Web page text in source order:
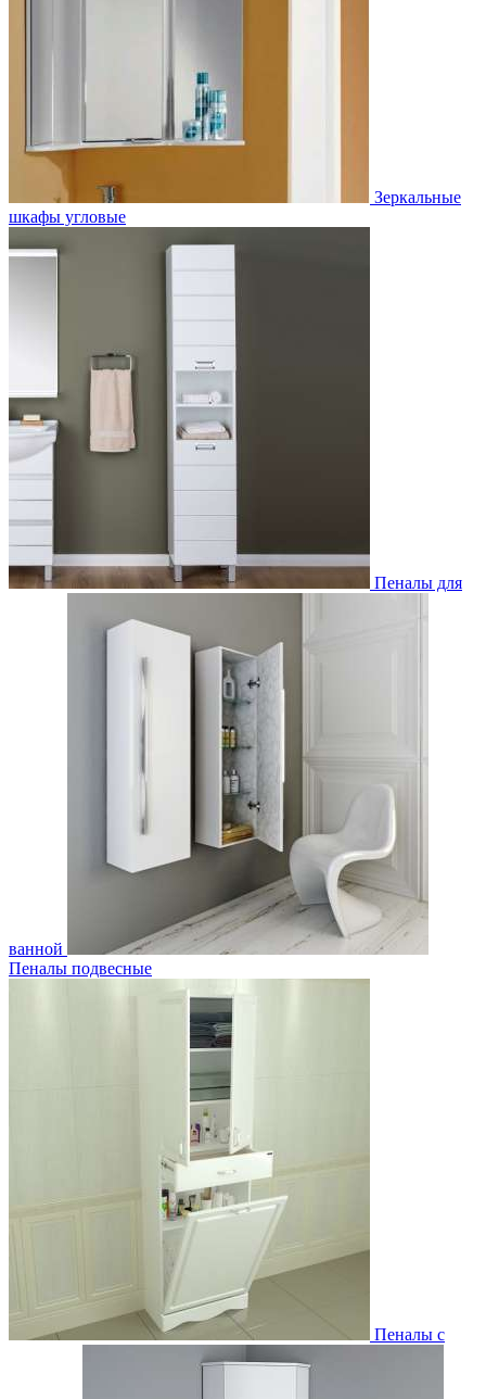
Зеркальные
шкафы угловые
Пеналы для
ванной
Пеналы подвесные
Пеналы с